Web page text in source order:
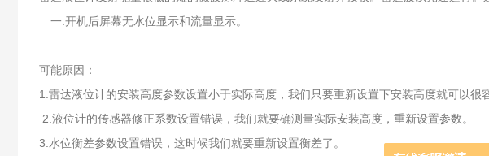
一.开机后屏幕无水位显示和流量显示。
可能原因：
1.雷达液位计的安装高度参数设置小于实际高度，我们只要重新设置下安装高度就可以很
2.液位计的传感器修正系数设置错误，我们就要确测量实际安装高度，重新设置参数。
3.水位衡差参数设置错误，这时候我们就要重新设置衡差了。